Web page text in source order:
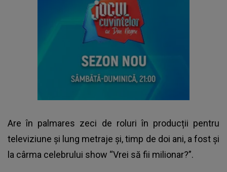
Are în palmares zeci de roluri în producții pentru
televiziune și lung metraje și, timp de doi ani, a fost și
la cârma celebrului show “Vrei să fii milionar?”.